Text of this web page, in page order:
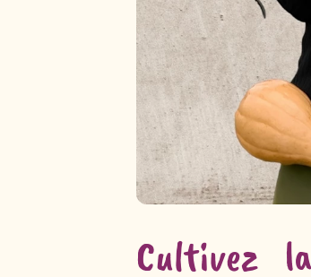
Cultivez